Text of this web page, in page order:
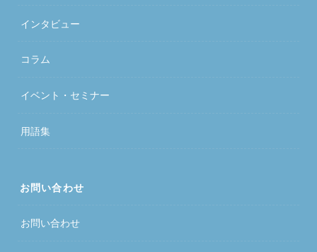
インタビュー
コラム
イベント・セミナー
用語集
お問い合わせ
お問い合わせ